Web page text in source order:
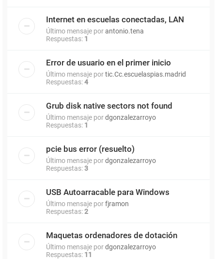
Internet en escuelas conectadas, LAN
Último mensaje porantonio.tena
Respuestas: 1
Error de usuario en el primer inicio
Último mensaje portic.Cc.escuelaspias.madrid
Respuestas:4
Grub disk native sectors not found
Último mensaje pordgonzalezarroyo
Respuestas: 1
pcie bus error (resuelto)
Último mensaje pordgonzalezarroyo
Respuestas:3
USB Autoarracable para Windows
Último mensaje porfjramon
Respuestas:2
Maquetas ordenadores de dotación
Último mensaje pordgonzalezarroyo
Respuestas: 11